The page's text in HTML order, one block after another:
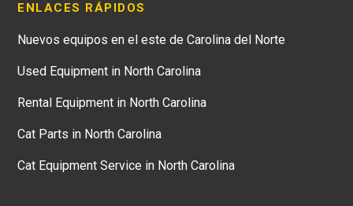
ENLACES RÁPIDOS
Nuevos equipos en el este de Carolina del Norte
Used Equipment in North Carolina
Rental Equipment in North Carolina
Cat Parts in North Carolina
Cat Equipment Service in North Carolina